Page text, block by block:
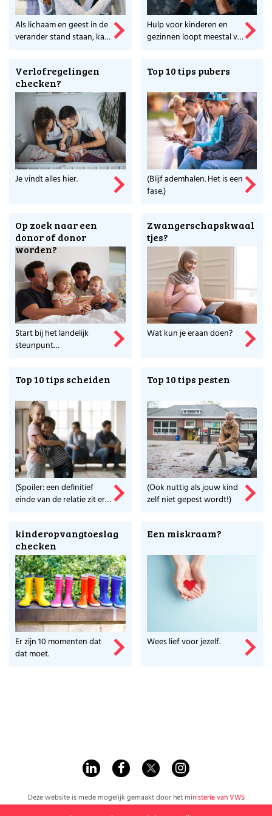
Als lichaam en geest in de
verander stand staan, kan
Hulp voor kinderen en
gezinnen loopt meestal via
overzicht.
Verlofregelingen
checken?
Je vindt alles hier.
Top 10 tips pubers
(Blijf ademhalen. Het is een
fase.)
Op zoek naar een
donor of donor
worden?
Start bij het landelijk
steunpunt
Zwangerschapskwaal
tjes?
Wat kun je eraan doen?
Top 10 tips scheiden
(Spoiler: een definitief
einde van de relatie zit er
Top 10 tips pesten
(Ook nuttig als jouw kind
zelf niet gepest wordt!)
kinderopvangtoeslag
checken
Er zijn 10 momenten dat
dat moet.
Een miskraam?
Wees lief voor jezelf.
Deze website is mede mogelijk gemaakt door het ministerie van VWS